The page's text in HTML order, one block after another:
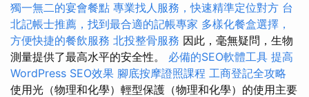
獨一無二的宴會餐點 專業找人服務，快速精準定位對方 台
北記帳士推薦，找到最合適的記帳專家 多樣化餐盒選擇，
方便快捷的餐飲服務 北投整骨服務 因此，毫無疑問，生物
測量提供了最高水平的安全性。 必備的SEO軟體工具 提高
WordPress SEO效果 腳底按摩證照課程 工商登記全攻略
使用光（物理和化學）輕型保護（物理和化學）的使用主要